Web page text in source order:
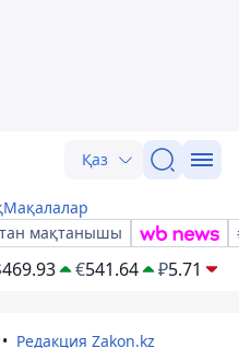
Қаз
Мақалалар
мақтанышы
469.93 €541.64 ₽5.71
Редакция Zakon.kz